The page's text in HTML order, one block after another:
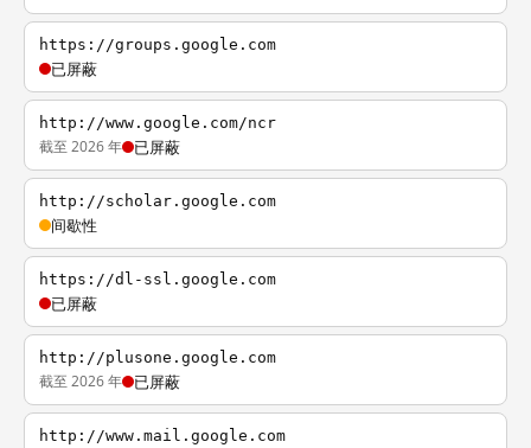
https://groups.google.com
已屏蔽
http://www.google.com/ncr
截至 2026 年 已屏蔽
http://scholar.google.com
间歇性
https://dl-ssl.google.com
已屏蔽
http://plusone.google.com
截至 2026 年 已屏蔽
http://www.mail.google.com